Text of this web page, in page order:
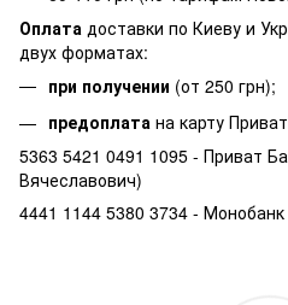
Оплата доставки по Киеву и
двух форматах:
при получении (от 250 грн);
предоплата на карту
5363 5421 0491 1095 - Приват
Вячеславович)
4441 1144 5380 3734 - Монобанк